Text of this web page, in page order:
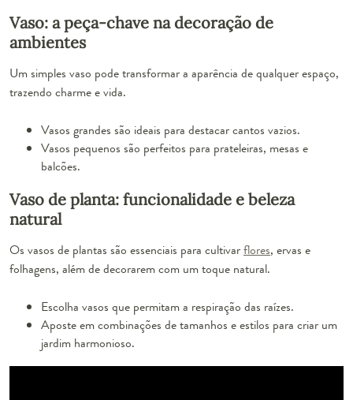
Vaso: a peça-chave na decoração de
ambientes
Um simples vaso pode transformar a aparência de qualquer espaço,
trazendo charme e vida.
Vasos grandes são ideais para destacar cantos vazios.
Vasos pequenos são perfeitos para prateleiras, mesas e
balcões.
Vaso de planta: funcionalidade e beleza
natural
Os vasos de plantas são essenciais para cultivarflores, ervas e
folhagens, além de decorarem com um toque natural.
Escolha vasos que permitam a respiração das raízes.
Aposte em combinações de tamanhos e estilos para criar um
jardim harmonioso.